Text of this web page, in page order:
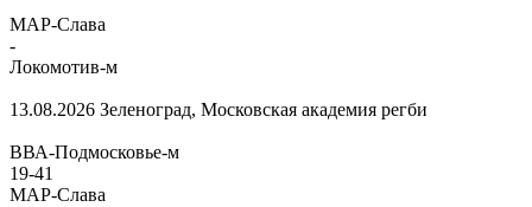
МАР-Слава
-
Локомотив-м
13.08.2026 Зеленоград, Московская академия регби
ВВА-Подмосковье-м
19-41
МАР-Слава